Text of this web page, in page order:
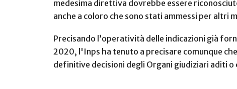
medesima direttiva dovrebbe essere
anche a coloro che sono stati ammessi per altri
Precisando l’operatività delle indicazioni già
2020, l'Inps ha tenuto a precisare comunque
definitive decisioni degli Organi giudiziari aditi